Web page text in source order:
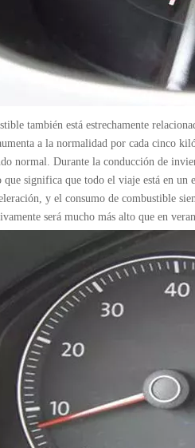
también está estrechamente
a la normalidad por cada cinco
normal. Durante la conducción de
significa que todo el viaje está en
y el consumo de combustible
será mucho más alto que en